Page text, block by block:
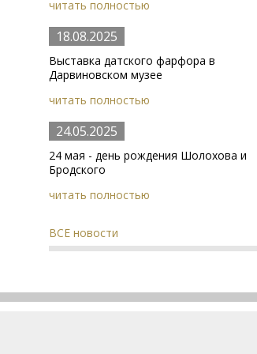
читать полностью
18.08.2025
Выставка датского фарфора в
Дарвиновском музее
читать полностью
24.05.2025
24 мая - день рождения Шолохова и
Бродского
читать полностью
ВСЕ новости